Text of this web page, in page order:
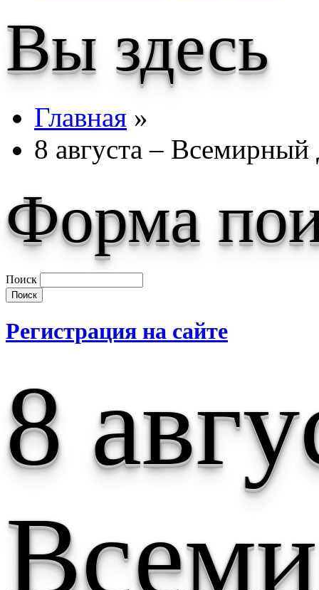
Вы здесь
Главная »
8 августа –
Форма
Поиск
Регистрация на сайте
8